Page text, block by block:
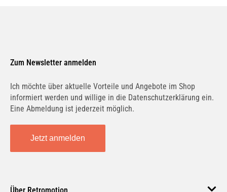
Zum Newsletter anmelden
Ich möchte über aktuelle Vorteile und Angebote im Shop
informiert werden und willige in die Datenschutzerklärung ein.
Eine Abmeldung ist jederzeit möglich.
Jetzt anmelden